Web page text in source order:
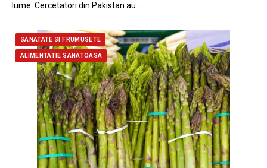
lume. Cercetatori din Pakistan au…
SANATATE SI FRUMUSETE
ALIMENTATIE SANATOASA